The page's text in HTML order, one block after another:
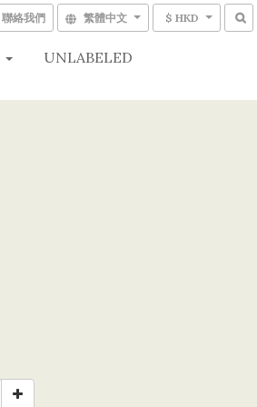
聯絡我們 繁體中文 $ HKD
UNLABELED